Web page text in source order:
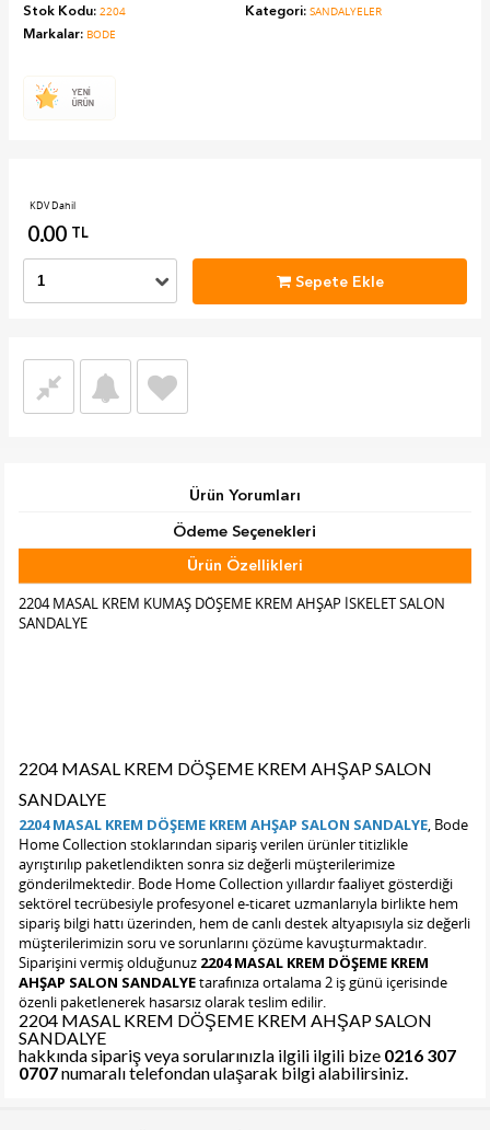
Stok Kodu: 2204 Kategori:SANDALYELER
Markalar: BODE
KDV Dahil
0.00 TL
Sepete Ekle
Ürün Özellikleri
Ürün Yorumları
Ödeme Seçenekleri
Tab Başlık 2
2204 MASAL KREM KUMAŞ DÖŞEME KREM AHŞAP İSKELET SALON
SANDALYE
2204 MASAL KREM DÖŞEME KREM AHŞAP SALON
SANDALYE
2204 MASAL KREM DÖŞEME KREM AHŞAP SALON SANDALYE, Bode
Home Collection stoklarından sipariş verilen ürünler titizlikle
ayrıştırılıp paketlendikten sonra siz değerli müşterilerimize
gönderilmektedir. Bode Home Collection yıllardır faaliyet gösterdiği
sektörel tecrübesiyle profesyonel e-ticaret uzmanlarıyla birlikte hem
sipariş bilgi hattı üzerinden, hem de canlı destek altyapısıyla siz değerli
müşterilerimizin soru ve sorunlarını çözüme kavuşturmaktadır.
Siparişini vermiş olduğunuz 2204 MASAL KREM DÖŞEME KREM
AHŞAP SALON SANDALYEtarafınıza ortalama 2 iş günü içerisinde
özenli paketlenerek hasarsız olarak teslim edilir.
2204 MASAL KREM DÖŞEME KREM AHŞAP SALON
SANDALYE
hakkında sipariş veya sorularınızla ilgili ilgili bize 0216 307
0707numaralı telefondan ulaşarak bilgi alabilirsiniz.